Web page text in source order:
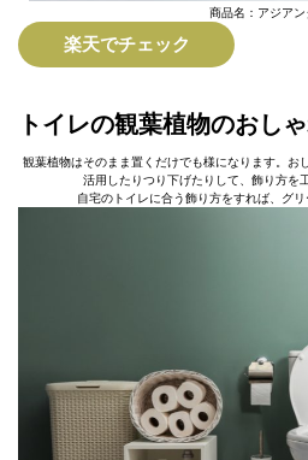
商品名：アジアン
楽天でチェック
トイレの観葉植物のおし
観葉植物はそのまま置くだけでも様になります。お
活用したりつり下げたりして、飾り方を
自宅のトイレに合う飾り方をすれば、グリ